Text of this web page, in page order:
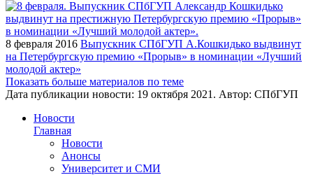
8 февраля 2016 Выпускник СПбГУП А.Кошкидько выдвинут
на Петербургскую премию «Прорыв» в номинации «Лучший
молодой актер»
Показать больше материалов по теме
Дата публикации новости: 19 октября 2021 . Автор: СПбГУП
Новости
Главная
Новости
Анонсы
Университет и СМИ